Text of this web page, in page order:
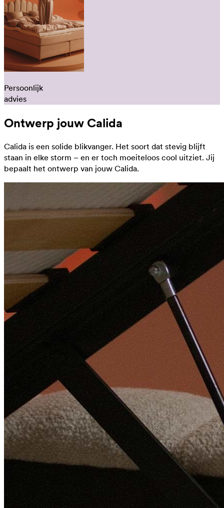
Persoonlijk
advies
Ontwerp jouw Calida
Calida is een solide blikvanger. Het soort dat stevig blijft
staan in elke storm – en er toch moeiteloos cool uitziet. Jij
bepaalt het ontwerp van jouw Calida.